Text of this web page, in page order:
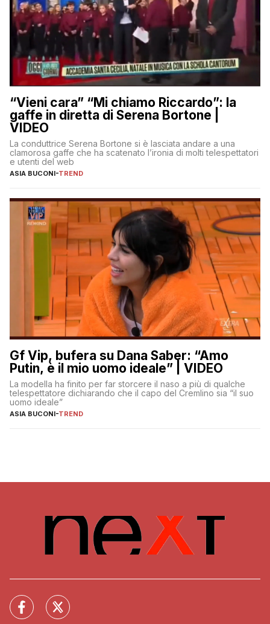
“Vieni cara” “Mi chiamo Riccardo”: la
gaffe in diretta di Serena Bortone |
VIDEO
La conduttrice Serena Bortone si è lasciata andare a una
clamorosa gaffe che ha scatenato l’ironia di molti telespettatori
e utenti del web
ASIA BUCONI-TREND
Gf Vip, bufera su Dana Saber: “Amo
Putin, è il mio uomo ideale” | VIDEO
La modella ha finito per far storcere il naso a più di qualche
telespettatore dichiarando che il capo del Cremlino sia “il suo
uomo ideale”
ASIA BUCONI-TREND